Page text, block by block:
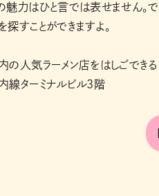
魅力はひと言では表せません。で
探すことができますよ。
の人気ラーメン店をはしごできる
線ターミナルビル3階